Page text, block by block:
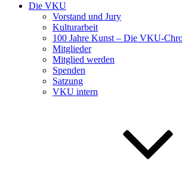
Die VKU
Vorstand und Jury
Kulturarbeit
100 Jahre Kunst – Die VKU-
Mitglieder
Mitglied werden
Spenden
Satzung
VKU intern